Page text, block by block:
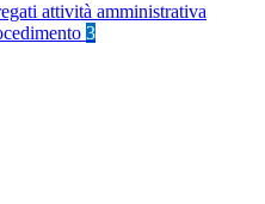
attività amministrativa
3